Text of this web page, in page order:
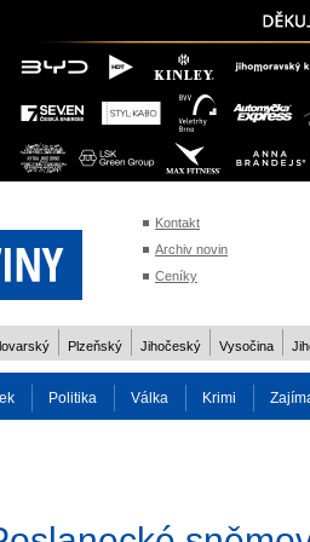
Kontakt
Archiv novin
Ceníky
Plzeňský Jihočeský Vysočina
Politika Válka Krimi